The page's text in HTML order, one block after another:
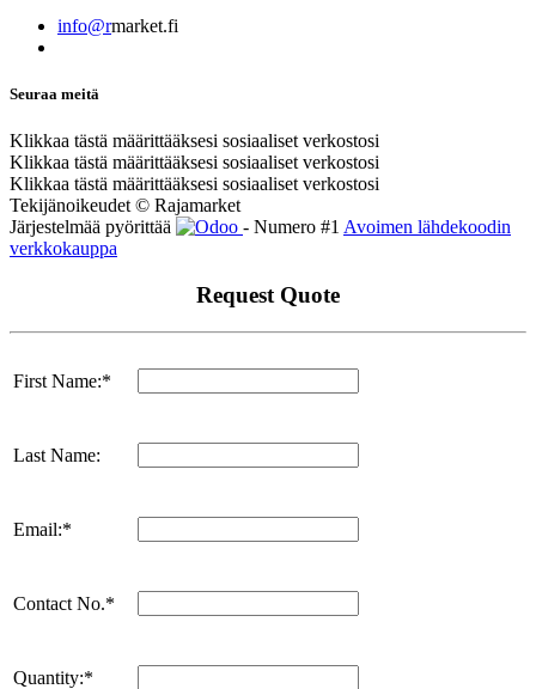
info@rmarket.fi
Seuraa meitä
Klikkaa tästä määrittääksesi sosiaaliset verkostosi
Klikkaa tästä määrittääksesi sosiaaliset verkostosi
Klikkaa tästä määrittääksesi sosiaaliset verkostosi
Tekijänoikeudet © Rajamarket
Järjestelmää pyörittää
- Numero #1 Avoimen lähdekoodin
verkkokauppa
Request Quote
First Name:*
Last Name:
Email:*
Contact No.*
Quantity:*